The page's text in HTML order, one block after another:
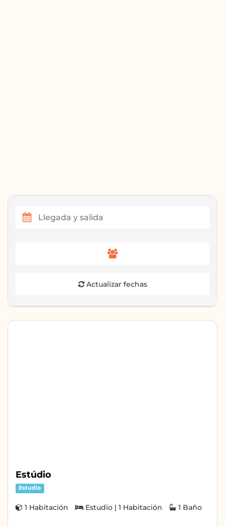
Actualizar fechas
Estúdio
Estudio
1 Habitación Estudio | 1 Habitación 1 Baño